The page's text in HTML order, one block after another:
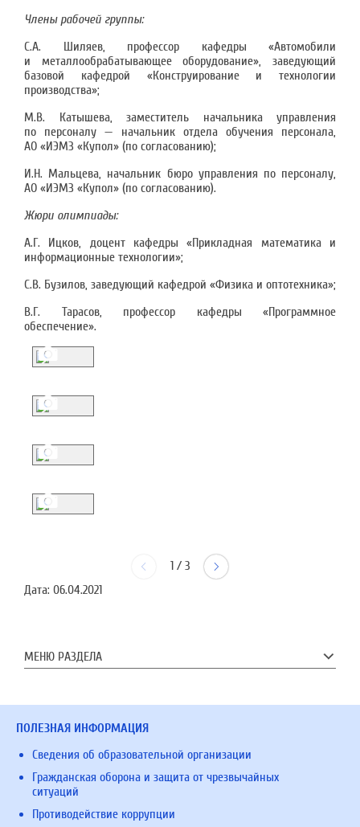
Члены рабочей группы:
С.А. Шиляев, профессор кафедры «Автомобили
и металлообрабатывающее оборудование», заведующий
базовой кафедрой «Конструирование и технологии
производства»;
М.В. Катышева, заместитель начальника управления
по персоналу — начальник отдела обучения персонала,
АО «ИЭМЗ «Купол» (по согласованию);
И.Н. Мальцева, начальник бюро управления по персоналу,
АО «ИЭМЗ «Купол» (по согласованию).
Жюри олимпиады:
А.Г. Ицков, доцент кафедры «Прикладная математика и
информационные технологии»;
С.В. Бузилов, заведующий кафедрой «Физика и оптотехника»;
В.Г. Тарасов, профессор кафедры «Программное
обеспечение».
1/ 3
Дата: 06.04.2021
МЕНЮ РАЗДЕЛА
ПОЛЕЗНАЯ ИНФОРМАЦИЯ
Сведения об образовательной организации
Гражданская оборона и защита от чрезвычайных
ситуаций
Противодействие коррупции